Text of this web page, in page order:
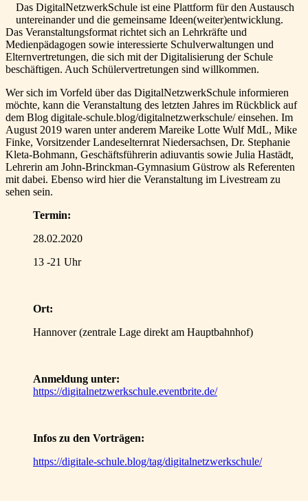
Das DigitalNetzwerkSchule ist eine Plattform für den Austausch
untereinander und die gemeinsame Ideen(weiter)entwicklung.
Das Veranstaltungsformat richtet sich an Lehrkräfte und
Medienpädagogen sowie interessierte Schulverwaltungen und
Elternvertretungen, die sich mit der Digitalisierung der Schule
beschäftigen. Auch Schülervertretungen sind willkommen.
Wer sich im Vorfeld über das DigitalNetzwerkSchule informieren
möchte, kann die Veranstaltung des letzten Jahres im Rückblick auf
dem Blog digitale-schule.blog/digitalnetzwerkschule/ einsehen. Im
August 2019 waren unter anderem Mareike Lotte Wulf MdL, Mike
Finke, Vorsitzender Landeselternrat Niedersachsen, Dr. Stephanie
Kleta-Bohmann, Geschäftsführerin adiuvantis sowie Julia Hastädt,
Lehrerin am John-Brinckman-Gymnasium Güstrow als Referenten
mit dabei. Ebenso wird hier die Veranstaltung im Livestream zu
sehen sein.
Termin:
28.02.2020
13 -21 Uhr
Ort:
Hannover (zentrale Lage direkt am Hauptbahnhof)
Anmeldung unter:
https://digitalnetzwerkschule.eventbrite.de/
Infos zu den Vorträgen:
https://digitale-schule.blog/tag/digitalnetzwerkschule/